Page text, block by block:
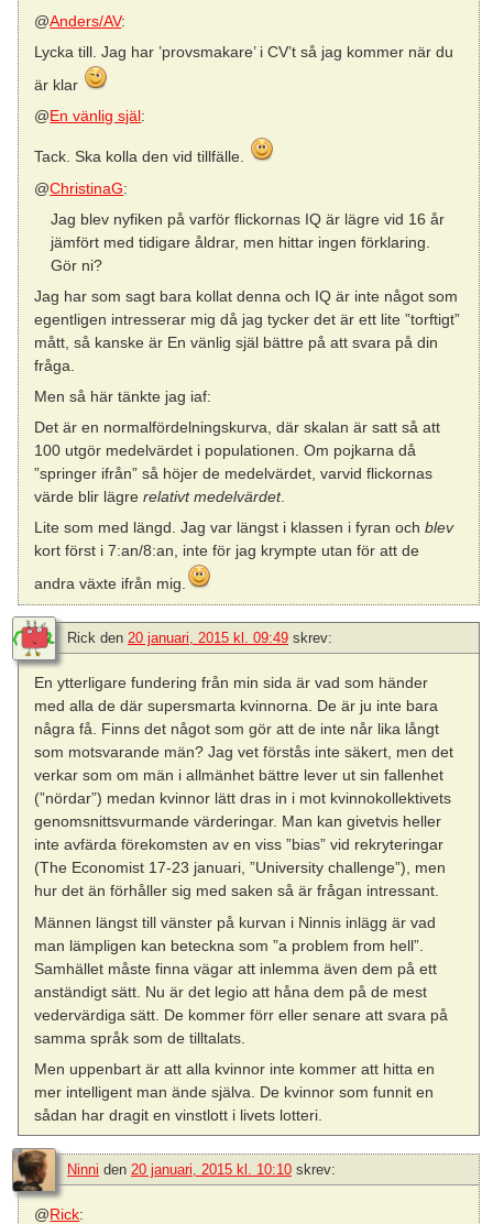
@Anders/AV:
Lycka till. Jag har ’provsmakare’ i CV’t så jag kommer när du
är klar
@En vänlig själ:
Tack. Ska kolla den vid tillfälle.
@ChristinaG:
Jag blev nyfiken på varför flickornas IQ är lägre vid 16 år
jämfört med tidigare åldrar, men hittar ingen förklaring.
Gör ni?
Jag har som sagt bara kollat denna och IQ är inte något som
egentligen intresserar mig då jag tycker det är ett lite ”torftigt”
mått, så kanske är En vänlig själ bättre på att svara på din
fråga.
Men så här tänkte jag iaf:
Det är en normalfördelningskurva, där skalan är satt så att
100 utgör medelvärdet i populationen. Om pojkarna då
”springer ifrån” så höjer de medelvärdet, varvid flickornas
värde blir lägrerelativt medelvärdet.
Lite som med längd. Jag var längst i klassen i fyran ochblev
kort först i 7:an/8:an, inte för jag krympte utan för att de
andra växte ifrån mig.
Rick den 20 januari, 2015 kl. 09:49 skrev:
En ytterligare fundering från min sida är vad som händer
med alla de där supersmarta kvinnorna. De är ju inte bara
några få. Finns det något som gör att de inte når lika långt
som motsvarande män? Jag vet förstås inte säkert, men det
verkar som om män i allmänhet bättre lever ut sin fallenhet
(”nördar”) medan kvinnor lätt dras in i mot kvinnokollektivets
genomsnittsvurmande värderingar. Man kan givetvis heller
inte avfärda förekomsten av en viss ”bias” vid rekryteringar
(The Economist 17-23 januari, ”University challenge”), men
hur det än förhåller sig med saken så är frågan intressant.
Männen längst till vänster på kurvan i Ninnis inlägg är vad
man lämpligen kan beteckna som ”a problem from hell”.
Samhället måste finna vägar att inlemma även dem på ett
anständigt sätt. Nu är det legio att håna dem på de mest
vedervärdiga sätt. De kommer förr eller senare att svara på
samma språk som de tilltalats.
Men uppenbart är att alla kvinnor inte kommer att hitta en
mer intelligent man ände själva. De kvinnor som funnit en
sådan har dragit en vinstlott i livets lotteri.
Ninni den 20 januari, 2015 kl. 10:10 skrev:
@Rick: